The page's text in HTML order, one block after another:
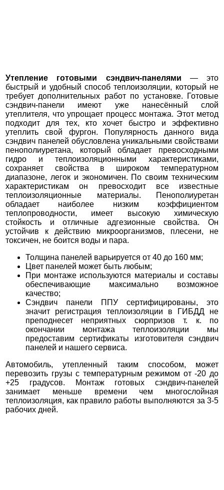
Утепление готовыми сэндвич-панелями — это
быстрый и удобный способ теплоизоляции, который не
требует дополнительных работ по установке. Готовые
сэндвич-панели имеют уже нанесённый слой
утеплителя, что упрощает процесс монтажа. Этот метод
подходит для тех, кто хочет быстро и эффективно
утеплить свой фургон.
Популярность данного вида
сэндвич панелей обусловлена уникальными свойствами
пенополиуретана, который обладает превосходными
гидро и теплоизоляционными характеристиками,
сохраняет свойства в широком температурном
диапазоне, легок и экономичен. По своим техническим
характеристикам он превосходит все известные
теплоизоляционные материалы.
Пенополиуретан
обладает наиболее низким коэффициентом
теплопроводности, имеет высокую химическую
стойкость и отличные адгезионные свойства. Он
устойчив к действию микроорганизмов, плесени, не
токсичен, не боится воды и пара.
Толщина панелей варьируется от 40 до 160 мм;
Цвет панелей может быть любым;
При монтаже используются материалы и составы
обеспечивающие максимально возможное
качество;
Сэндвич панели ППУ сертифицированы, это
значит регистрация теплоизоляции в ГИБДД не
преподнесет неприятных сюрпризов т. к. по
окончании монтажа теплоизоляции мы
предоставим сертификаты изготовителя сэндвич
панелей и нашего сервиса.
Автомобиль, утепленный таким способом, может
перевозить грузы с температурным режимом от -20 до
+25 градусов.
Монтаж готовых сэндвич-панелей
занимает меньше времени чем многослойная
теплоизоляция, как правило работы выполняются за 3-5
рабочих дней.